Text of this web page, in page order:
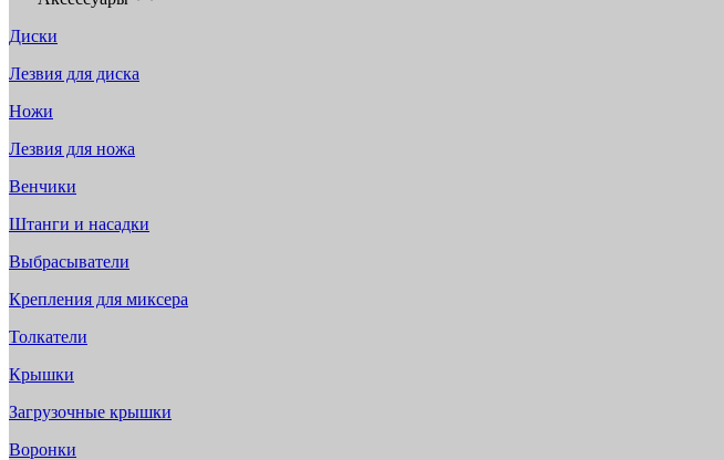
Диски
Лезвия для диска
Ножи
Лезвия для ножа
Венчики
Штанги и насадки
Выбрасыватели
Крепления для миксера
Толкатели
Крышки
Загрузочные крышки
Воронки